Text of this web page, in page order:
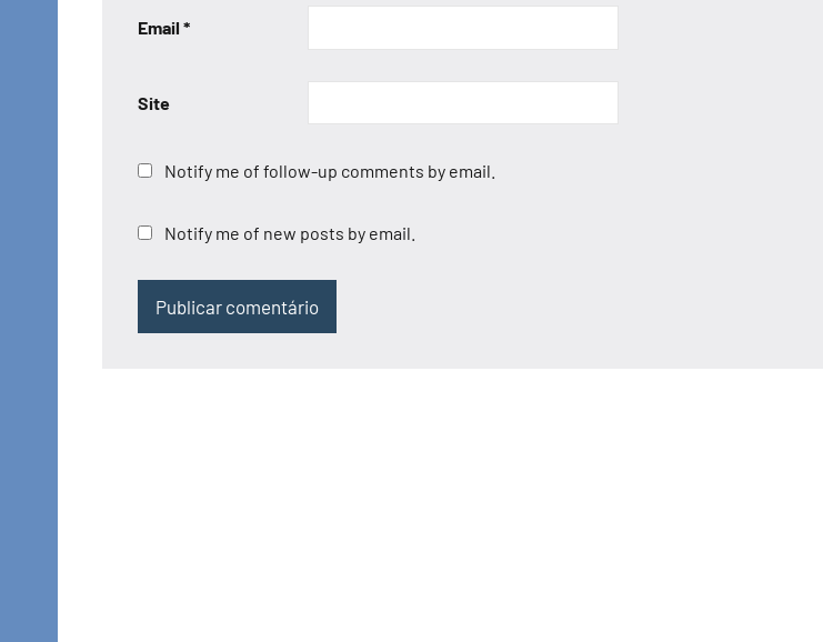
Email *
Site
Notify me of follow-up comments by email.
Notify me of new posts by email.